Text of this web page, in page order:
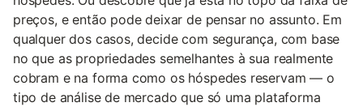
preços, e então pode deixar de pensar no assunto. Em
qualquer dos casos, decide com segurança, com base
no que as propriedades semelhantes à sua realmente
cobram e na forma como os hóspedes reservam — o
tipo de análise de mercado que só uma plataforma